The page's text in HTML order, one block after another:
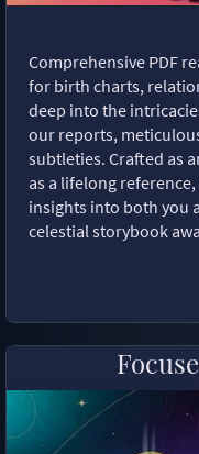
Comprehensive PDF
for birth charts,
deep into the
our reports,
subtleties. Crafted as
as a lifelong
insights into both you
celestial storybook